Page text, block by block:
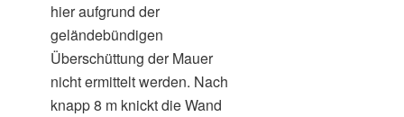
hier aufgrund der
geländebündigen
Überschüttung der Mauer
nicht ermittelt werden. Nach
knapp 8 m knickt die Wand